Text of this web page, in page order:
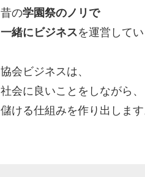
昔の学園祭のノリで
一緒にビジネスを運営して
協会ビジネスは、
社会に良いことをしながら、
儲ける仕組みを作り出します